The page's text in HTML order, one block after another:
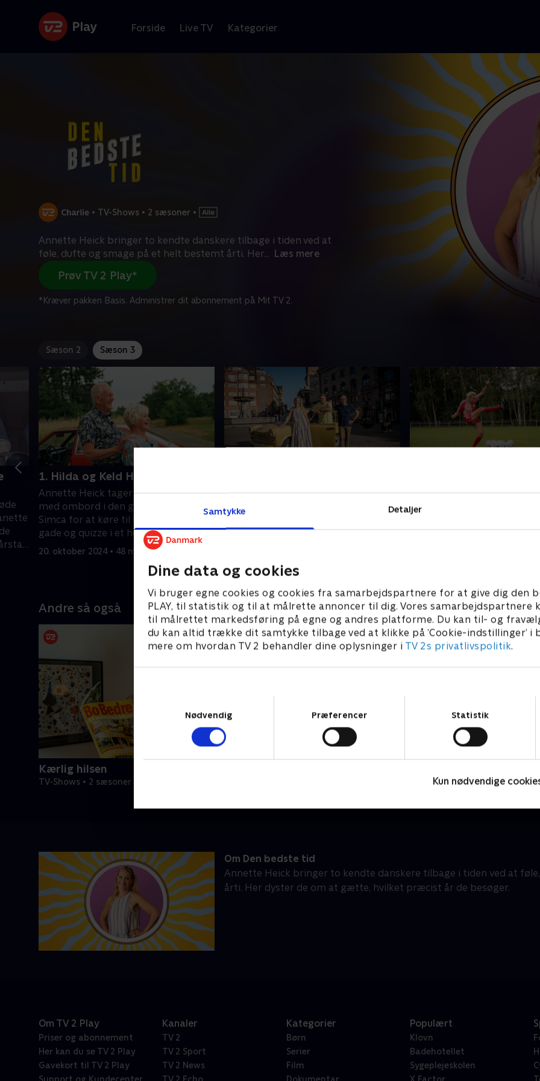
Samtykke Detaljer
Dine data og cookies
Vi bruger egne cookies og cookies fra samarbejdspartnere for at give dig den
PLAY, til statistik og til at målrette annoncer til dig. Vores samarbejdspartnere
til målrettet markedsføring på egne og andres platforme. Du kan til- og
du kan altid trække dit samtykke tilbage ved at klikke på ’Cookie-indstillinger’ i
mere om hvordan TV 2 behandler dine oplysninger i TV 2s privatlivspolitik.
Nødvendig
Præferencer Statistik
Kun nødvendige
Forside Live TV Kategorier
• TV-Shows • 2 sæsoner •
Annette Heick bringer to kendte danskere tilbage i tiden ved at
føle, dufte og smage på et helt bestemt årti. Her... Læs mere
Prøv TV 2 Play*
*Kræver pakken Basis. Administrer dit abonnement på Mit TV 2.
Sæson 2 Sæson 3
1. Hilda og Keld Heick
Annette Heick tager sine forældre
med ombord i den gamle Chrysler
Simca for at køre til barndommens
gade og quizze i et helt særligt år i
70'erne.
20. oktober 2024 • 48 min
sætter sig til rette på bagsædet i en
østtysk Trabant. Med Annette bag
27. oktober 2024 • 49 min
feriestemning, når Lene
Andre så også
Kærlig hilsen
TV-Shows • 2 sæsoner
Om Den bedste tid
Annette Heick bringer to kendte danskere tilbage i tiden ved at
årti. Her dyster de om at gætte, hvilket præcist år de besøger.
Om TV 2 Play
Priser og abonnement
Her kan du se TV 2 Play
Gavekort til TV 2 Play
Kanaler
TV 2
TV 2 Sport
TV 2 News
Kategorier
Børn
Serier
Film
Populært
Klovn
Badehotellet
Sygeplejeskolen